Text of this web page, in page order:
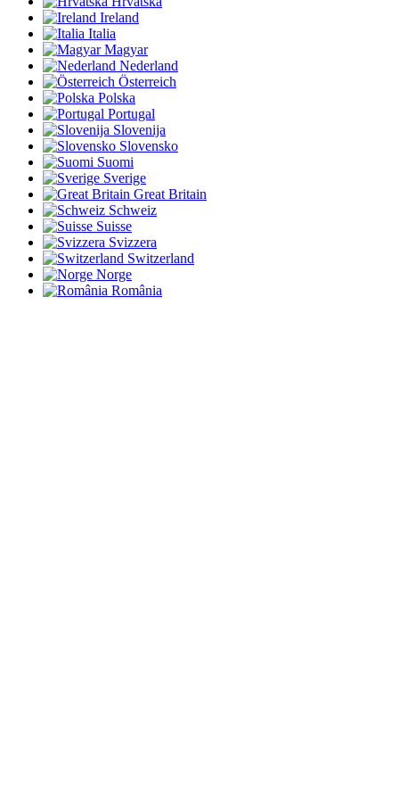
Ireland
Italia
Magyar
Nederland
Österreich
Polska
Portugal
Slovenija
Slovensko
Suomi
Sverige
Great Britain
Schweiz
Suisse
Svizzera
Switzerland
Norge
România